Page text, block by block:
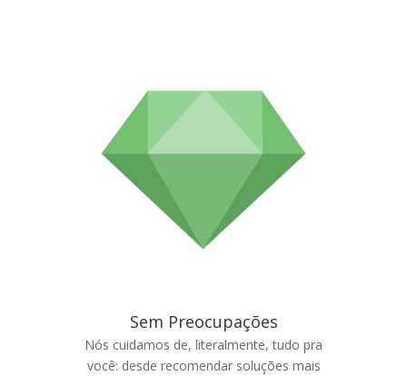
Sem Preocupações
Nós cuidamos de, literalmente, tudo pra
você: desde recomendar soluções mais